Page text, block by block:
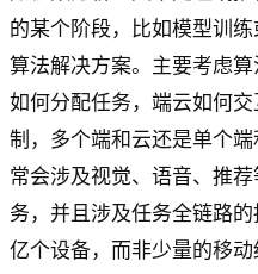
的某个阶段，比如模型训
算法解决方案。主要考虑
如何分配任务，端云如何
制，多个端和云还是单个
常会涉及视觉、语音、推
务，并且涉及任务全链路
亿个设备，而非少量的移